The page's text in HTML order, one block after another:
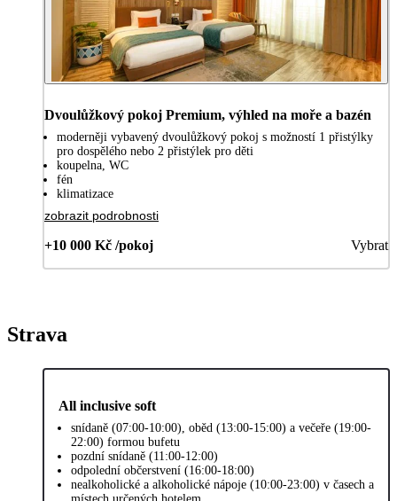
Dvoulůžkový pokoj Premium, výhled na moře a bazén
moderněji vybavený dvoulůžkový pokoj s možností 1 přistýlky
pro dospělého nebo 2 přistýlek pro děti
koupelna, WC
fén
klimatizace
zobrazit podrobnosti
+10 000 Kč /pokoj Vybrat
Strava
All inclusive soft
snídaně (07:00-10:00), oběd (13:00-15:00) a večeře (19:00-
22:00) formou bufetu
pozdní snídaně (11:00-12:00)
odpolední občerstvení (16:00-18:00)
nealkoholické a alkoholické nápoje (10:00-23:00) v časech a